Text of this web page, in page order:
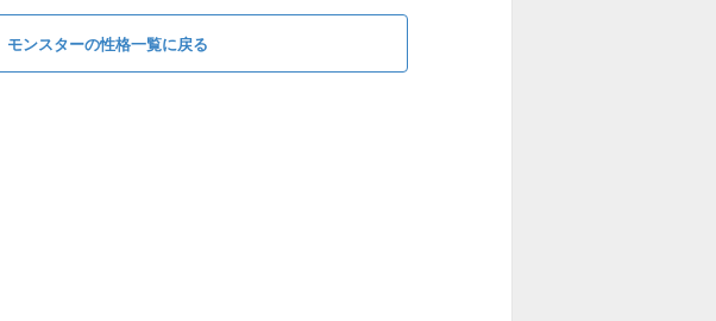
モンスターの性格一覧に戻る